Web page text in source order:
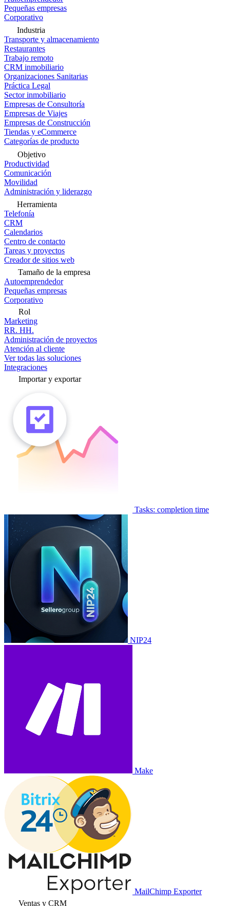
Pequeñas empresas
Corporativo
Industria
Transporte y almacenamiento
Restaurantes
Trabajo remoto
CRM inmobiliario
Organizaciones Sanitarias
Práctica Legal
Sector inmobiliario
Empresas de Consultoría
Empresas de Viajes
Empresas de Construcción
Tiendas y eCommerce
Categorías de producto
Objetivo
Productividad
Comunicación
Movilidad
Administración y liderazgo
Herramienta
Telefonía
CRM
Calendarios
Centro de contacto
Tareas y proyectos
Creador de sitios web
Tamaño de la empresa
Autoemprendedor
Pequeñas empresas
Corporativo
Rol
Marketing
RR. HH.
Administración de proyectos
Atención al cliente
Ver todas las soluciones
Integraciones
Importar y exportar
Tasks: completion time
NIP24
Make
MailChimp Exporter
Ventas y CRM